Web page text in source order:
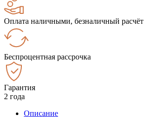
Оплата наличными, безналичный расчёт
Беспроцентная рассрочка
Гарантия
2 года
Описание